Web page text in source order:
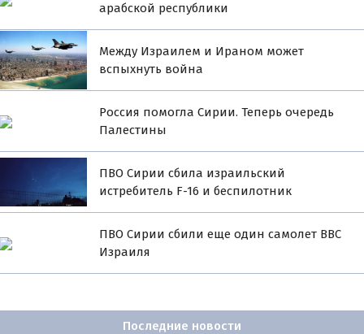
арабской республики
Между Израилем и Ираном может
вспыхнуть война
Россия помогла Сирии. Теперь очередь
Палестины
ПВО Сирии сбила израильский
истребитель F-16 и беспилотник
ПВО Сирии сбили еще один самолет ВВС
Израиля
Последние новости